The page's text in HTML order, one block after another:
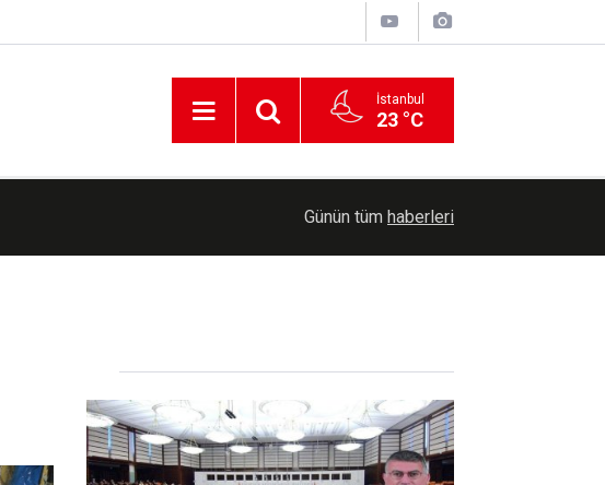
İstanbul
23 °C
Yozgat'ta yeşil mercimek hasadı başladı
Günün tüm haberleri